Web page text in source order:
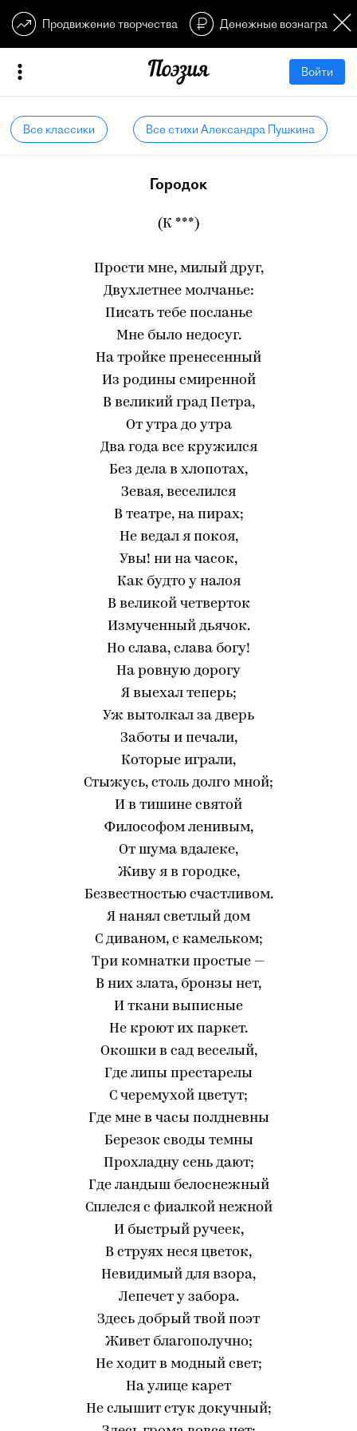
Продвижение творчества Денежные
Войти
Все классики Все стихи Александра Пушкина
Городок
(К ***)
Прости мне, милый друг,
Двухлетнее молчанье:
Писать тебе посланье
Мне было недосуг.
На тройке пренесенный
Из родины смиренной
В великий град Петра,
От утра до утра
Два года все кружился
Без дела в хлопотах,
Зевая, веселился
В театре, на пирах;
Не ведал я покоя,
Увы! ни на часок,
Как будто у налоя
В великой четверток
Измученный дьячок.
Но слава, слава богу!
На ровную дорогу
Я выехал теперь;
Уж вытолкал за дверь
Заботы и печали,
Которые играли,
Стыжусь, столь долго мной;
И в тишине святой
Философом ленивым,
От шума вдалеке,
Живу я в городке,
Безвестностью счастливом.
Я нанял светлый дом
С диваном, с камельком;
Три комнатки простые —
В них злата, бронзы нет,
И ткани выписные
Не кроют их паркет.
Окошки в сад веселый,
Где липы престарелы
С черемухой цветут;
Где мне в часы полдневны
Березок своды темны
Прохладну сень дают;
Где ландыш белоснежный
Сплелся с фиалкой нежной
И быстрый ручеек,
В струях неся цветок,
Невидимый для взора,
Лепечет у забора.
Здесь добрый твой поэт
Живет благополучно;
Не ходит в модный свет;
На улице карет
Не слышит стук докучный;